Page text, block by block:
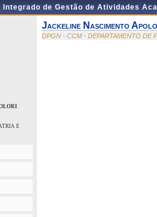
Integrado de Gestão de Atividades
E
Jackeline Nascimento
DPGN - CCM - DEPARTAMENTO DE